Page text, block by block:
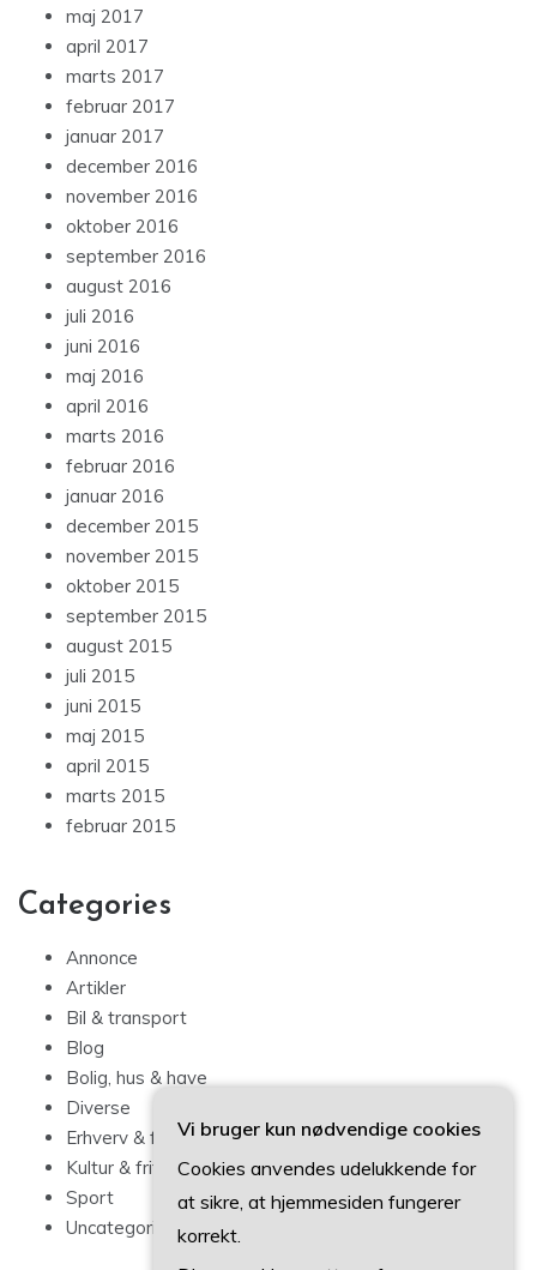
maj 2017
april 2017
marts 2017
februar 2017
januar 2017
december 2016
november 2016
oktober 2016
september 2016
august 2016
juli 2016
juni 2016
maj 2016
april 2016
marts 2016
februar 2016
januar 2016
december 2015
november 2015
oktober 2015
september 2015
august 2015
juli 2015
juni 2015
maj 2015
april 2015
marts 2015
februar 2015
Categories
Annonce
Artikler
Bil & transport
Blog
Bolig, hus & have
Diverse
Erhverv & forbrug
Kultur & fritid
Sport
Uncategorized
Vi bruger kun nødvendige cookies
Cookies anvendes udelukkende for
at sikre, at hjemmesiden fungerer
korrekt.